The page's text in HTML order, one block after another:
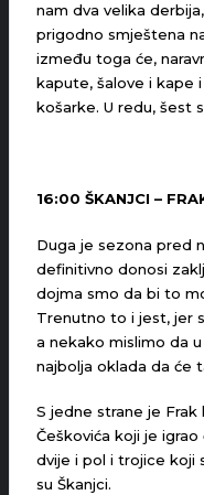
nam dva velika
prigodno smještena
između toga će,
kapute, šalove i kape
košarke. U redu, šest
16:00 ŠKANJCI –
Duga je sezona pred
definitivno donosi
dojma smo da bi to
Trenutno to i jest, jer
a nekako mislimo da
najbolja oklada da će
S jedne strane je
Češkovića koji je
dvije i pol i trojice koji
su Škanjci.